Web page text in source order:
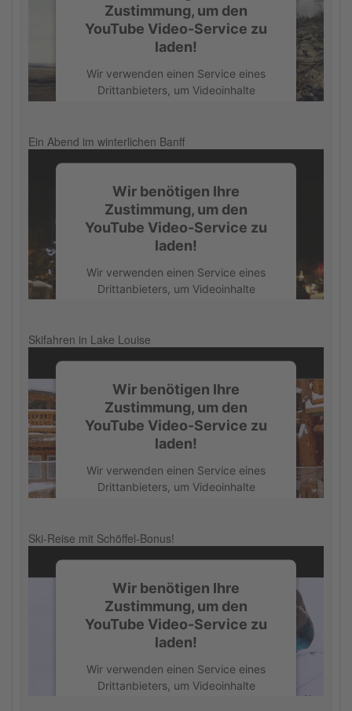
Zustimmung, um den
YouTube Video-Service zu
laden!
Wir verwenden einen Service eines
Drittanbieters, um Videoinhalte
Bitte lesen Sie die Details durch und
Mehr Informationen
Akzeptieren
powered byUsercentrics Consent
Management Platform
Ein Abend im winterlichen Banff
Wir benötigen Ihre
Zustimmung, um den
YouTube Video-Service zu
laden!
Wir verwenden einen Service eines
Drittanbieters, um Videoinhalte
Bitte lesen Sie die Details durch und
Mehr Informationen
Akzeptieren
powered byUsercentrics Consent
Management Platform
Skifahren in Lake Louise
Wir benötigen Ihre
Zustimmung, um den
YouTube Video-Service zu
laden!
Wir verwenden einen Service eines
Drittanbieters, um Videoinhalte
Bitte lesen Sie die Details durch und
Mehr Informationen
Akzeptieren
powered byUsercentrics Consent
Management Platform
Ski-Reise mit Schöffel-Bonus!
Wir benötigen Ihre
Zustimmung, um den
YouTube Video-Service zu
laden!
Wir verwenden einen Service eines
Drittanbieters, um Videoinhalte